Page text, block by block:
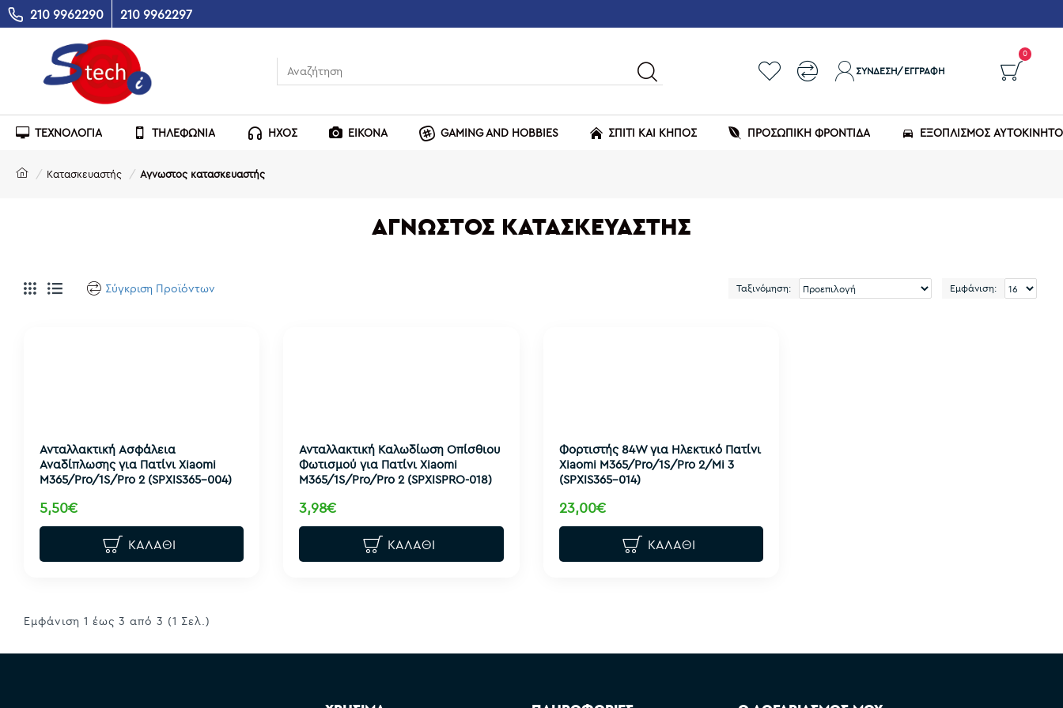
210 9962290 210 9962297
ΣΎΝΔΕΣΗ/ΕΓΓΡΑΦΉ
0
ΤΕΧΝΟΛΟΓΙΑ ΤΗΛΕΦΩΝΙΑ ΗΧΟΣ ΕΙΚΟΝΑ GAMING AND HOBBIES ΣΠΙΤΙ ΚΑΙ ΚΗΠΟΣ ΠΡΟΣΩΠΙΚΗ ΦΡΟΝΤΙΔΑ ΕΞΟΠΛΙΣΜΌΣ
Κατασκευαστής Αγνωστος κατασκευαστής
ΑΓΝΩΣΤΟΣ ΚΑΤΑΣΚΕΥΑΣΤΉΣ
Σύγκριση Προϊόντων Ταξινόμηση: Εμφάνιση:
Ανταλλακτική Ασφάλεια
Αναδίπλωσης για Πατίνι Xiaomi
M365/Pro/1S/Pro 2 (SPXIS365-004)
5,50€
ΚΑΛΆΘΙ
Ανταλλακτική Καλωδίωση Οπίσθιου
Φωτισμού για Πατίνι Xiaomi
M365/1S/Pro/Pro 2 (SPXISPRO-018)
3,98€
ΚΑΛΆΘΙ
Φορτιστής 84W για Ηλεκτικό Πατίνι
Xiaomi M365/Pro/1S/Pro 2/Mi 3
(SPXIS365-014)
23,00€
ΚΑΛΆΘΙ
Εμφάνιση 1 έως 3 από 3 (1 Σελ.)